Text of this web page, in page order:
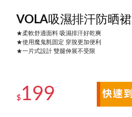
VOLA吸濕排汗防晒裙
★柔軟舒適面料 吸濕排汗好乾爽
★使用魔鬼氈固定 穿脫更加便利
★一片式設計 雙腿伸展不受限
$199